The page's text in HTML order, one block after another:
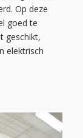
Op deze
goed te
geschikt,
elektrisch